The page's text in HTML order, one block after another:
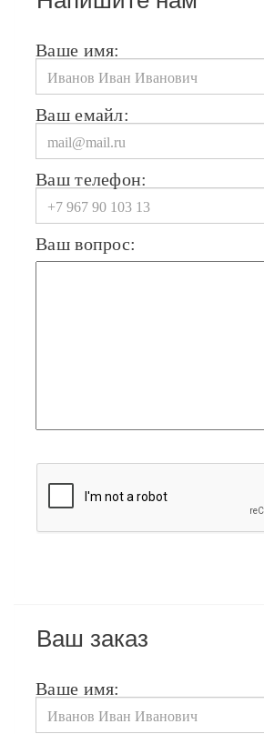
Ваше имя:
Ваш емайл:
Ваш телефон:
Ваш вопрос:
Ваш заказ
Ваше имя: